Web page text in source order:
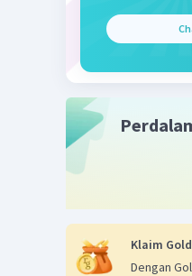
Klaim
Dengan